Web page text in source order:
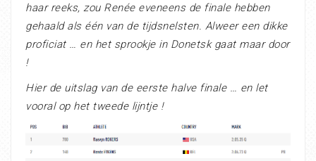
haar reeks, zou Renée eveneens de finale hebben
gehaald als één van de tijdsnelsten. Alweer een dikke
proficiat … en het sprookje in Donetsk gaat maar door
!
Hier de uitslag van de eerste halve finale … en let
vooral op het tweede lijntje !